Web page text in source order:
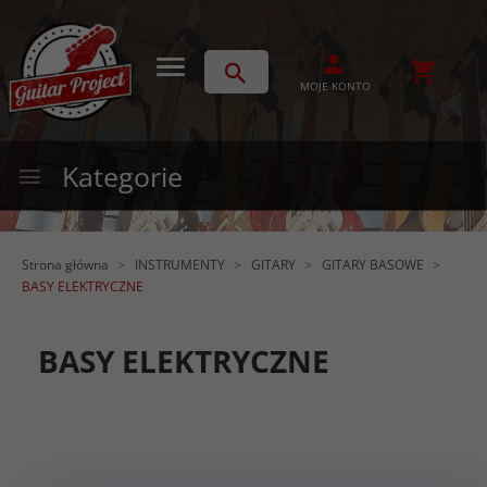
MOJE KONTO
Kategorie
Strona główna INSTRUMENTY GITARY
GITARY BASOWE
BASY ELEKTRYCZNE
BASY ELEKTRYCZNE